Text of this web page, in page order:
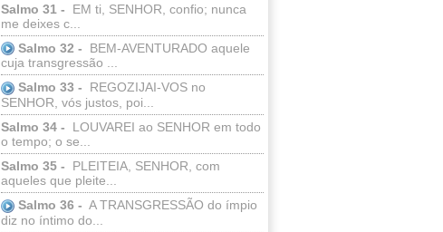
Salmo 31 -
EM ti, SENHOR, confio; nunca
me deixes c...
Salmo 32 -
BEM-AVENTURADO aquele
cuja transgressão ...
Salmo 33 -
REGOZIJAI-VOS no
SENHOR, vós justos, poi...
Salmo 34 -
LOUVAREI ao SENHOR em todo
o tempo; o se...
Salmo 35 -
PLEITEIA, SENHOR, com
aqueles que pleite...
Salmo 36 - A TRANSGRESSÃO do ímpio
diz no íntimo do...